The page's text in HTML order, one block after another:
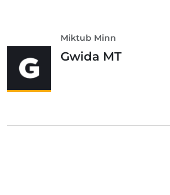
Miktub Minn
Gwida MT